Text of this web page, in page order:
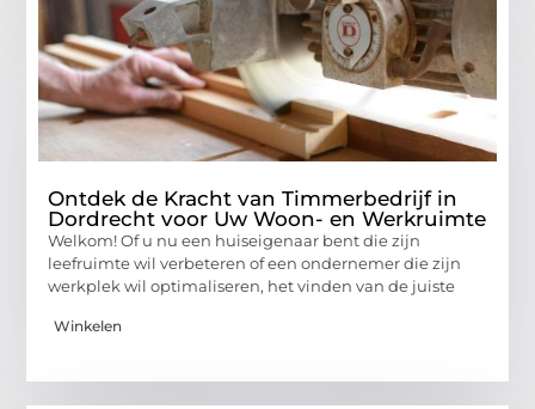
Ontdek de Kracht van Timmerbedrijf in
Dordrecht voor Uw Woon- en Werkruimte
Welkom! Of u nu een huiseigenaar bent die zijn
leefruimte wil verbeteren of een ondernemer die zijn
werkplek wil optimaliseren, het vinden van de juiste
Winkelen